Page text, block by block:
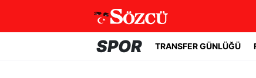
SPOR TRANSFER GÜNLÜĞÜ